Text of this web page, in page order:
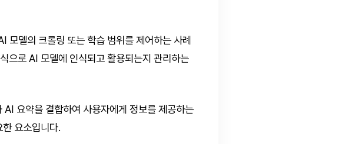
모델의 크롤링 또는 학습 범위를 제어하는 사례
으로 AI 모델에 인식되고 활용되는지 관리하는
요약을 결합하여 사용자에게 정보를 제공하는
요소입니다.